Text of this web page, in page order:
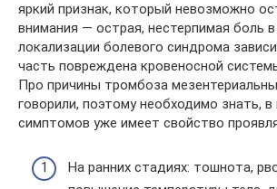
яркий признак, который невозможно
внимания — острая, нестерпимая боль
локализации болевого синдрома
часть повреждена кровеносной
Про причины тромбоза
говорили, поэтому необходимо знать, в
симптомов уже имеет свойство
На ранних стадиях: тошнота,